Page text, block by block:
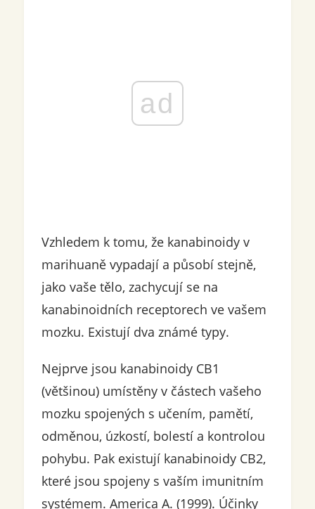
ad
Vzhledem k tomu, že kanabinoidy v
marihuaně vypadají a působí stejně,
jako vaše tělo, zachycují se na
kanabinoidních receptorech ve vašem
mozku. Existují dva známé typy.
Nejprve jsou kanabinoidy CB1
(většinou) umístěny v částech vašeho
mozku spojených s učením, pamětí,
odměnou, úzkostí, bolestí a kontrolou
pohybu. Pak existují kanabinoidy CB2,
které jsou spojeny s vaším imunitním
systémem. America A. (1999). Účinky